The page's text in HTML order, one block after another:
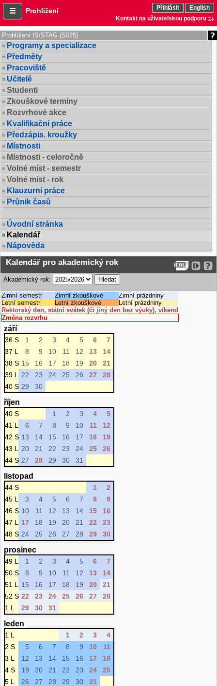
Prohlížení Přihlásit
English
Kontakt na uživatelskou podporu
Prohlížení IS/STAG (S025)
Programy a specializace
Předměty
Pracoviště
Učitelé
Studenti
Zkouškové termíny
Rozvrhové akce
Kvalifikační práce
Předzápis. kroužky
Místnosti
Místnosti - celoročně
Volné míst - semestr
Volné míst - rok
Klauzurní práce
Průnik časů
Úvodní stránka
Kalendář
Nápověda
Kalendář pro akademický rok
Akademický rok:
Zimní semestr Zimní zkouškové
Zimní prázdniny
Letní semestr
Letní zkouškové
Letní prázdniny
Rektorský den, státní svátek (či jiný den bez výuky), víkend
Změna rozvrhu
září
36 S 1 2 3 4 5 6
7
37 L
8 9 10 11 12 13
14
38 S 15 16 17 18 19 20
21
39 L
22 23 24 25 26 27
28
40 S 29 30
říjen
40 S 1 2 3 4
5
41 L
6 7 8 9 10 11
12
42 S 13 14 15 16 17 18
19
43 L
20 21 22 23 24 25
26
44 S 27 28 29 30 31
listopad
44 S 1
2
45 L
3 4 5 6 7 8
9
46 S 10 11 12 13 14 15
16
47 L
17 18 19 20 21 22
23
48 S 24 25 26 27 28 29 30
prosinec
49 L 1 2 3 4 5 6
7
50 S
8 9 10 11 12 13
14
51 L
15 16 17 18 19 20
21
52 S 22 23 24 25 26 27
28
1 L
29 30 31
leden
1 L 1 2 3
4
2 S
5 6 7 8 9 10
11
3 L
12 13 14 15 16 17
18
4 S
19 20 21 22 23 24
25
5 L
26 27 28 29 30 31